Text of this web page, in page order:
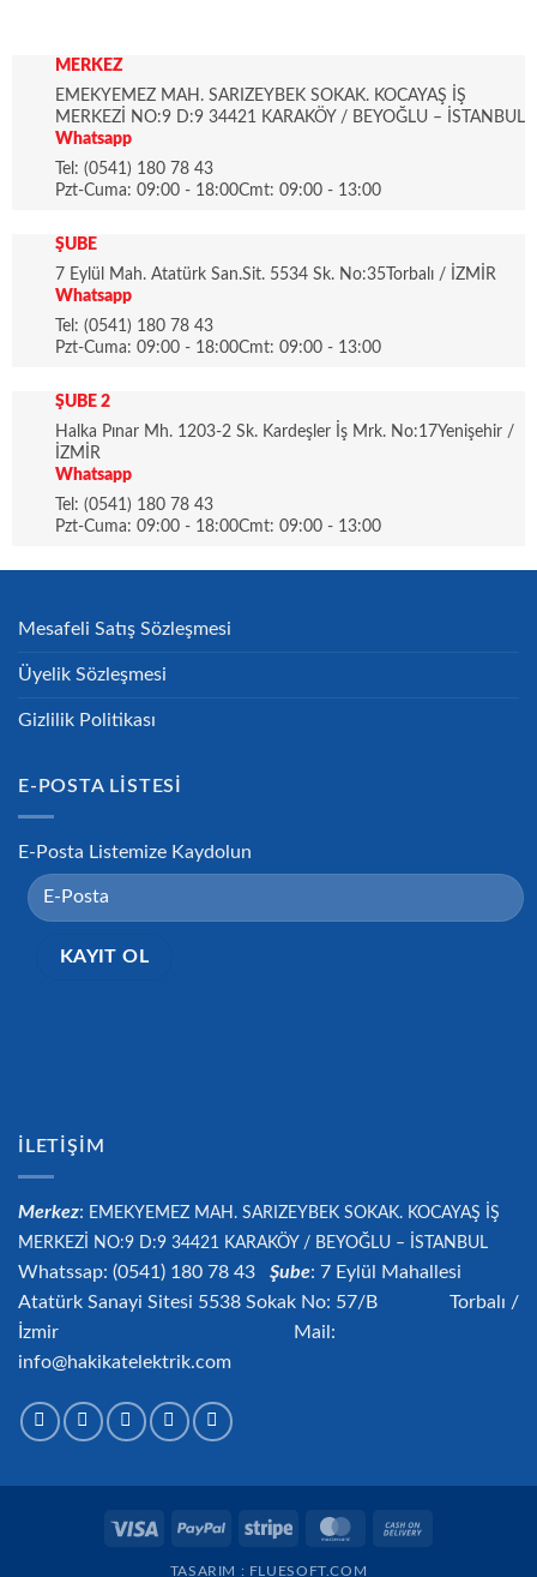
MERKEZ
EMEKYEMEZ MAH. SARIZEYBEK SOKAK. KOCAYAŞ İŞ
MERKEZİ NO:9 D:9 34421 KARAKÖY / BEYOĞLU – İSTANBUL
Whatsapp
Tel: (0541) 180 78 43
Pzt-Cuma: 09:00 - 18:00Cmt: 09:00 - 13:00
ŞUBE
7 Eylül Mah. Atatürk San.Sit. 5534 Sk. No:35Torbalı / İZMİR
Whatsapp
Tel: (0541) 180 78 43
Pzt-Cuma: 09:00 - 18:00Cmt: 09:00 - 13:00
ŞUBE 2
Halka Pınar Mh. 1203-2 Sk. Kardeşler İş Mrk. No:17Yenişehir /
İZMİR
Whatsapp
Tel: (0541) 180 78 43
Pzt-Cuma: 09:00 - 18:00Cmt: 09:00 - 13:00
Mesafeli Satış Sözleşmesi
Üyelik Sözleşmesi
Gizlilik Politikası
E-POSTA LISTESI
E-Posta Listemize Kaydolun
İLETIŞIM
Merkez: EMEKYEMEZ MAH. SARIZEYBEK SOKAK. KOCAYAŞ İŞ
MERKEZİ NO:9 D:9 34421
KARAKÖY / BEYOĞLU – İSTANBUL
Whatssap: (0541) 180 78 43 Şube: 7 Eylül Mahallesi
Atatürk Sanayi Sitesi 5538 Sokak No: 57/B Torbalı /
İzmir Mail:
info@hakikatelektrik.com
Visa PayPal Stripe MasterCard
TASARIM : FLUESOFT.COM